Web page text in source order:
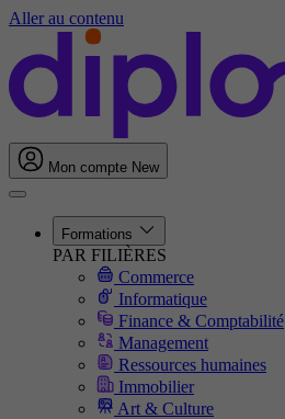
Aller au contenu
Mon compte New
Formations
PAR FILIÈRES
Commerce
Informatique
Finance & Comptabilité
Management
Ressources humaines
Immobilier
Art & Culture